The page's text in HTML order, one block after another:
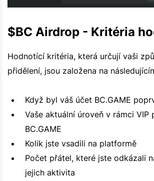
$BC Airdrop - Kritéria
Hodnotící kritéria, která určují vaši
přidělení, jsou založena na
Když byl váš účet BC.GAME
Vaše aktuální úroveň v rámci VIP
BC.GAME
Kolik jste vsadili na platformě
Počet přátel, které jste odkázali
jejich aktivita